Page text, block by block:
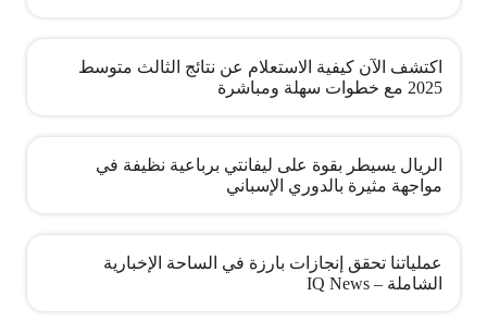
اكتشف الآن كيفية الاستعلام عن نتائج الثالث متوسط
2025 مع خطوات سهلة ومباشرة
الريال يسيطر بقوة على ليفانتي برباعية نظيفة في
مواجهة مثيرة بالدوري الإسباني
عملياتنا تحقق إنجازات بارزة في الساحة الإخبارية
الشاملة – IQ News